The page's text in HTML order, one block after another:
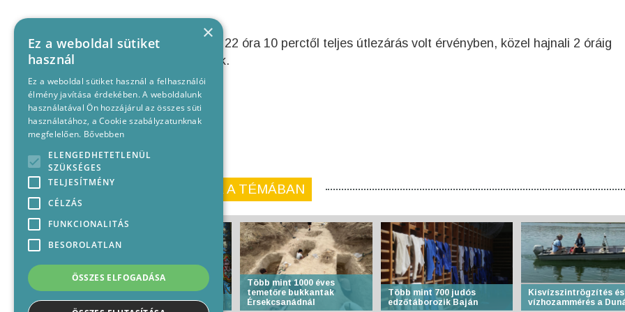
Az érintett útszakaszon 22 óra 10 perctől teljes útlezárás volt érvényben, közel hajnali 2 óráig
helyszíneltek a rendőrök.
KORÁBBI CIKKEINK A TÉMÁBAN
Anyakönyvi hírek
Több mint 1000 éves
temetőre bukkantak
Érsekcsanádnál
Több mint 700 judós
edzőtáborozik Baján
Kisvízszintrögzítés és
vízhozammérés a
×
Ez a weboldal sütiket
használ
Ez a weboldal sütiket használ a felhasználói
élmény javítása érdekében. A weboldalunk
használatával Ön hozzájárul az összes süti
használatához, a Cookie szabályzatunknak
megfelelően. Bővebben
ELENGEDHETETLENÜL
SZÜKSÉGES
TELJESÍTMÉNY
CÉLZÁS
FUNKCIONALITÁS
BESOROLATLAN
ÖSSZES ELFOGADÁSA